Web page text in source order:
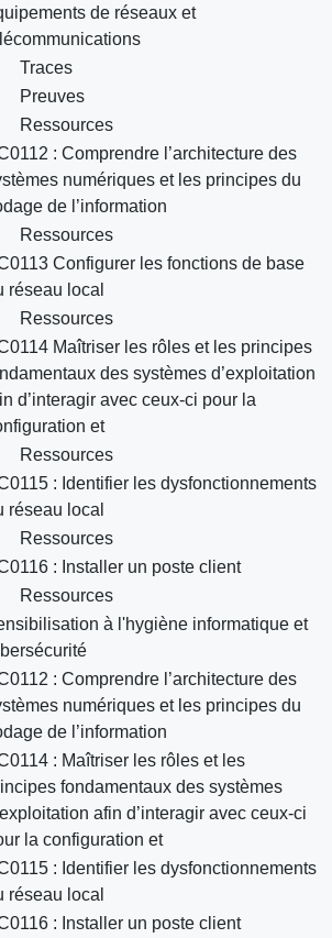
de réseaux et
Traces
Preuves
Ressources
: Comprendre l’architecture des
numériques et les principes du
de l’information
Ressources
Configurer les fonctions de base
réseau local
Ressources
Maîtriser les rôles et les principes
des systèmes d’exploitation
d’interagir avec ceux-ci pour la
et
Ressources
: Identifier les dysfonctionnements
réseau local
Ressources
: Installer un poste client
Ressources
à l'hygiène informatique et
: Comprendre l’architecture des
numériques et les principes du
de l’information
: Maîtriser les rôles et les
fondamentaux des systèmes
afin d’interagir avec ceux-ci
la configuration et
: Identifier les dysfonctionnements
réseau local
: Installer un poste client